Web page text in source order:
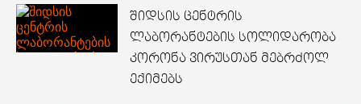
შიდსის ცენტრის
ლაბორანტების სოლიდარობა
კორონა ვირუსთან მებრძოლ
ექიმებს